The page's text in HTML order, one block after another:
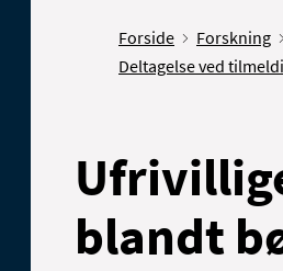
Forside Forskning
Deltagelse ved
blandt